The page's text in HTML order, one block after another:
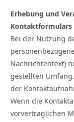
Erhebung und
Kontaktformulars
Bei der Nutzung
Nachrichtentext)
gestellten
der
Wenn die
vorvertraglichen